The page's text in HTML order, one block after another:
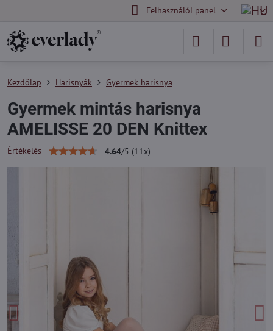
Felhasználói panel
Kezdőlap Harisnyák Gyermek harisnya
Gyermek mintás harisnya
AMELISSE 20 DEN Knittex
Értékelés 4.64/5 (11 x)